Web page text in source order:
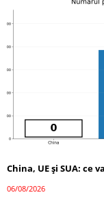
China, UE și SUA: ce
06/08/2026